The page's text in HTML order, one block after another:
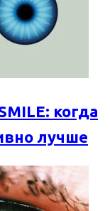
когда
лучше